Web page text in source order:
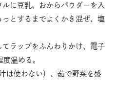
に豆乳、おからパウダーを入
とするまでよくかき混ぜ、塩
ラップをふんわりかけ、電子
温める。
は使わない）、茹で野菜を盛